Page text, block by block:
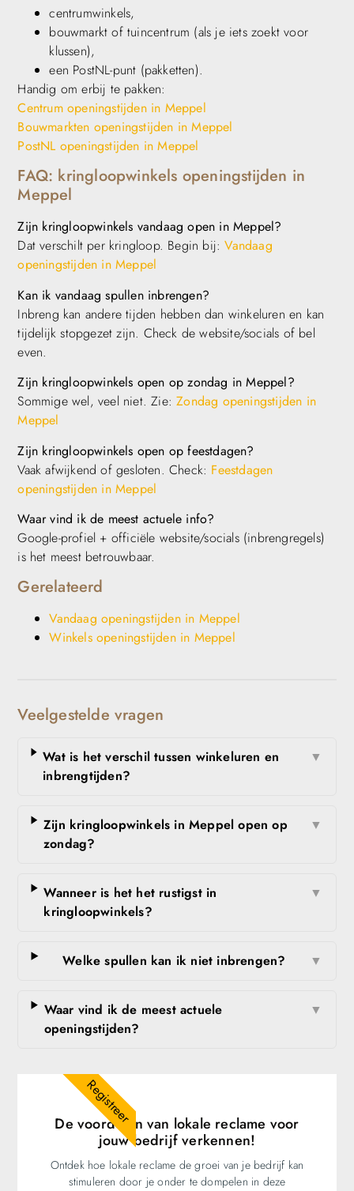
centrumwinkels,
bouwmarkt of tuincentrum (als je iets zoekt voor
klussen),
een PostNL-punt (pakketten).
Handig om erbij te pakken:
Centrum openingstijden in Meppel
Bouwmarkten openingstijden in Meppel
PostNL openingstijden in Meppel
FAQ: kringloopwinkels openingstijden in
Meppel
Zijn kringloopwinkels vandaag open in Meppel?
Dat verschilt per kringloop. Begin bij:Vandaag
openingstijden in Meppel
Kan ik vandaag spullen inbrengen?
Inbreng kan andere tijden hebben dan winkeluren en kan
tijdelijk stopgezet zijn. Check de website/socials of bel
even.
Zijn kringloopwinkels open op zondag in Meppel?
Sommige wel, veel niet. Zie:Zondag openingstijden in
Meppel
Zijn kringloopwinkels open op feestdagen?
Vaak afwijkend of gesloten. Check: Feestdagen
openingstijden in Meppel
Waar vind ik de meest actuele info?
Google-profiel + officiële website/socials (inbrengregels)
is het meest betrouwbaar.
Gerelateerd
Vandaag openingstijden in Meppel
Winkels openingstijden in Meppel
Veelgestelde vragen
Wat is het verschil tussen winkeluren en
inbrengtijden?
▼
Zijn kringloopwinkels in Meppel open op
zondag?
▼
Wanneer is het het rustigst in
kringloopwinkels?
▼
Welke spullen kan ik niet inbrengen? ▼
Waar vind ik de meest actuele
openingstijden?
▼
De voordelen van lokale reclame voor
jouw bedrijf verkennen!
Ontdek hoe lokale reclame de groei van je bedrijf kan
stimuleren door je onder te dompelen in deze
Registreer